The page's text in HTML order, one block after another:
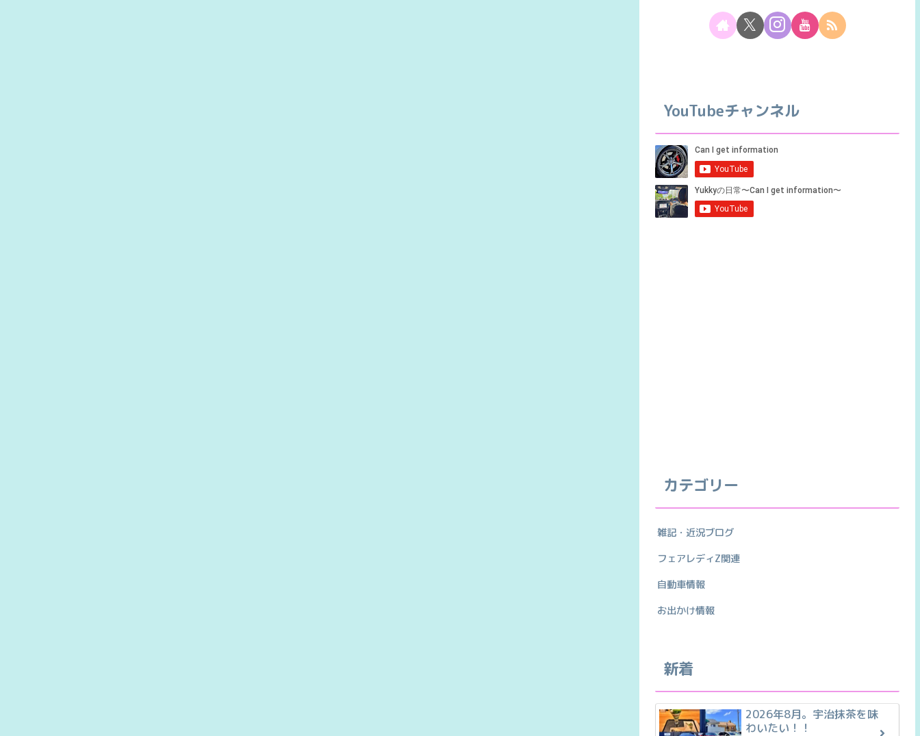
YouTubeチャンネル
カテゴリー
雑記・近況ブログ
フェアレディZ関連
自動車情報
お出かけ情報
新着
2026年8月。宇治抹茶を味
わいたい！！